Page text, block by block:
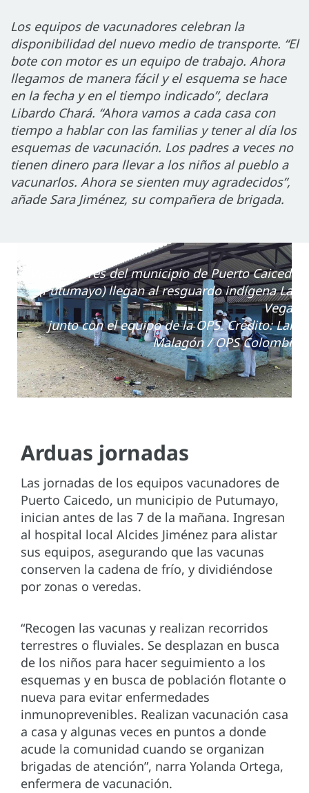
Los equipos de vacunadores celebran la
disponibilidad del nuevo medio de transporte. “El
bote con motor es un equipo de trabajo. Ahora
llegamos de manera fácil y el esquema se hace
en la fecha y en el tiempo indicado”, declara
Libardo Chará. “Ahora vamos a cada casa con
tiempo a hablar con las familias y tener al día los
esquemas de vacunación. Los padres a veces no
tienen dinero para llevar a los niños al pueblo a
vacunarlos. Ahora se sienten muy agradecidos”,
añade Sara Jiménez, su compañera de brigada.
Vacunadores del municipio de Puerto Caicedo
(Putumayo) llegan al resguardo indígena Las
Vegas
junto con el equipo de la OPS. Crédito: Laly
Malagón / OPS Colombia
Arduas jornadas
Las jornadas de los equipos vacunadores de
Puerto Caicedo, un municipio de Putumayo,
inician antes de las 7 de la mañana. Ingresan
al hospital local Alcides Jiménez para alistar
sus equipos, asegurando que las vacunas
conserven la cadena de frío, y dividiéndose
por zonas o veredas.
“Recogen las vacunas y realizan recorridos
terrestres o fluviales. Se desplazan en busca
de los niños para hacer seguimiento a los
esquemas y en busca de población flotante o
nueva para evitar enfermedades
inmunoprevenibles. Realizan vacunación casa
a casa y algunas veces en puntos a donde
acude la comunidad cuando se organizan
brigadas de atención”, narra Yolanda Ortega,
enfermera de vacunación.